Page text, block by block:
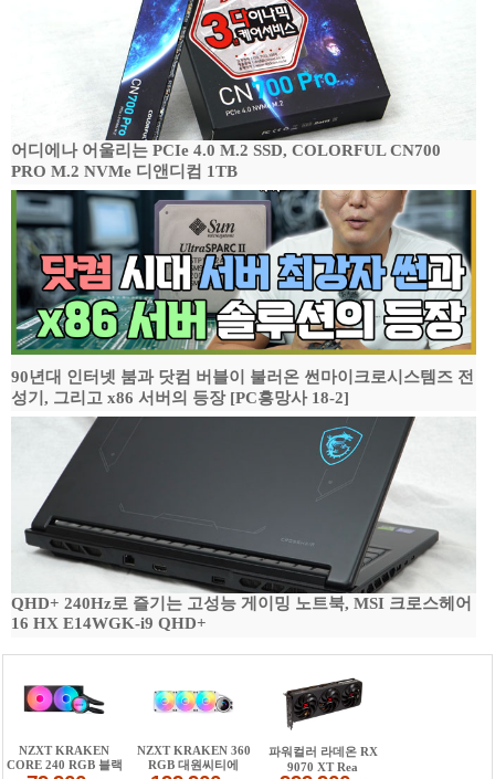
어디에나 어울리는 PCIe 4.0 M.2 SSD, COLORFUL CN700
PRO M.2 NVMe 디앤디컴 1TB
90년대 인터넷 붐과 닷컴 버블이 불러온 썬마이크로시스템즈 전
성기, 그리고 x86 서버의 등장 [PC흥망사 18-2]
QHD+ 240Hz로 즐기는 고성능 게이밍 노트북, MSI 크로스헤어
16 HX E14WGK-i9 QHD+